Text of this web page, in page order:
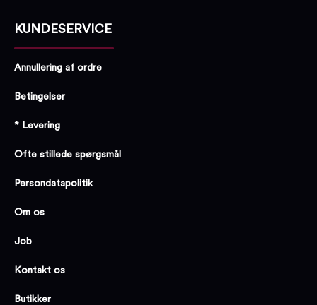
KUNDESERVICE
Annullering af ordre
Betingelser
* Levering
Ofte stillede spørgsmål
Persondatapolitik
Om os
Job
Kontakt os
Butikker